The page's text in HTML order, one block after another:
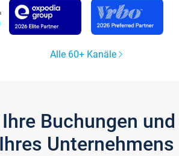
Alle 60+ Kanäle
Buchungen
Ihres Unternehmens